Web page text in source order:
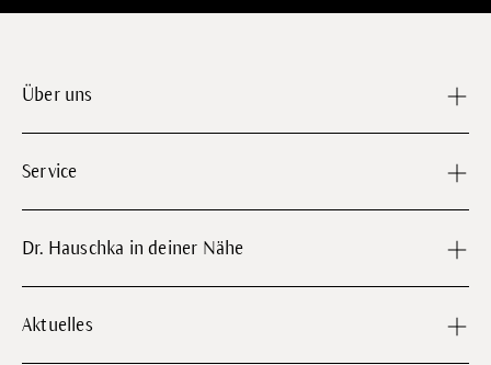
Über uns
Service
Dr. Hauschka in deiner Nähe
Aktuelles